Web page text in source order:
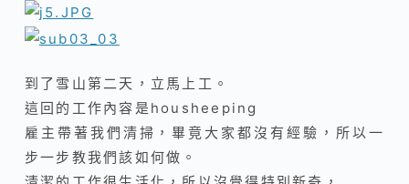
到了雪山第二天，立馬上工。
這回的工作內容是housheeping
雇主帶著我們清掃，畢竟大家都沒有經驗，所以一
步一步教我們該如何做。